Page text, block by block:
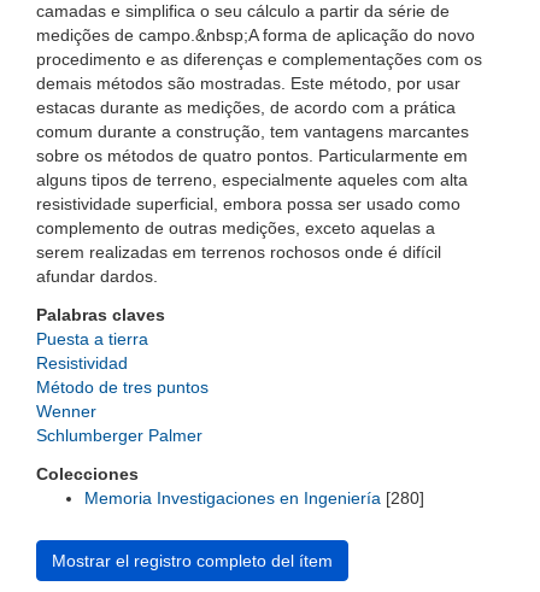
camadas e simplifica o seu cálculo a partir da série de
medições de campo.&nbsp;A forma de aplicação do novo
procedimento e as diferenças e complementações com os
demais métodos são mostradas. Este método, por usar
estacas durante as medições, de acordo com a prática
comum durante a construção, tem vantagens marcantes
sobre os métodos de quatro pontos. Particularmente em
alguns tipos de terreno, especialmente aqueles com alta
resistividade superficial, embora possa ser usado como
complemento de outras medições, exceto aquelas a
serem realizadas em terrenos rochosos onde é difícil
afundar dardos.
Palabras claves
Puesta a tierra
Resistividad
Método de tres puntos
Wenner
Schlumberger Palmer
Colecciones
Memoria Investigaciones en Ingeniería [280]
Mostrar el registro completo del ítem